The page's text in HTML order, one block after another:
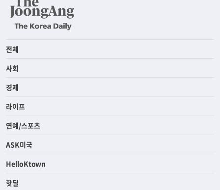
전체
사회
경제
라이프
연예/스포츠
ASK미국
HelloKtown
핫딜